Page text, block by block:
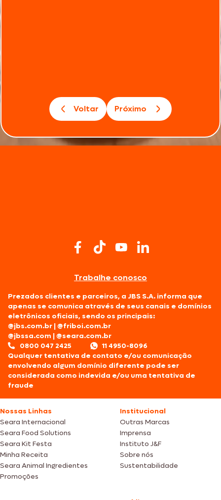
Voltar Próximo
Trabalhe conosco
Prezados clientes e parceiros, a JBS S.A. informa que
apenas se comunica através de seus canais e domínios
eletrônicos oficiais, sendo os principais:
@jbs.com.br |@friboi.com.br
@jbssa.com |@seara.com.br
0800 047 2425
11 4950-8096
Qualquer tentativa de contato e/ou comunicação
envolvendo algum domínio diferente pode ser
considerada como indevida e/ou uma tentativa de
fraude
Nossas Linhas
Seara Internacional
Seara Food Solutions
Seara Kit Festa
Minha Receita
Seara Animal Ingredientes
Promoções
Institucional
Outras Marcas
Imprensa
Instituto J&F
Sobre nós
Sustentabilidade